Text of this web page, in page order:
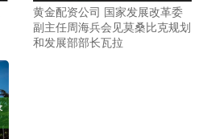
黄金配资公司 国家发展改革委
副主任周海兵会见莫桑比克规划
和发展部部长瓦拉